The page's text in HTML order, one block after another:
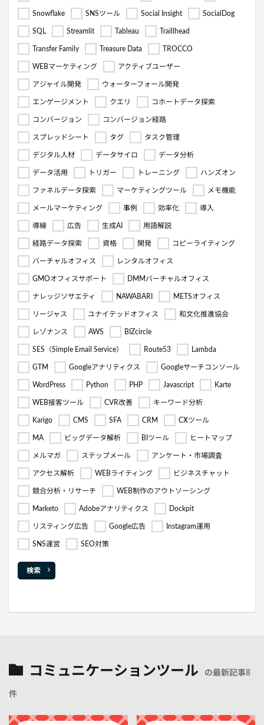
Snowflake SNSツール Social Insight SocialDog
SQL Streamlit Tableau Traillhead
Transfer Family Treasure Data TROCCO
WEBマーケティング アクティブユーザー
アジャイル開発 ウォーターフォール開発
エンゲージメント クエリ コホートデータ探索
コンバージョン コンバージョン経路
スプレッドシート タグ タスク管理
デジタル人材 データサイロ データ分析
データ活用 トリガー トレーニング ハンズオン
ファネルデータ探索 マーケティングツール メモ機能
メールマーケティング 事例 効率化 導入
導線 広告 生成AI 用語解説
経路データ探索 資格 開発 コピーライティング
バーチャルオフィス レンタルオフィス
GMOオフィスサポート DMMバーチャルオフィス
ナレッジソサエティ NAWABARI METSオフィス
リージャス ユナイテッドオフィス 和文化推進協会
レゾナンス AWS BIZcircle
SES（Simple Email Service） Route53 Lambda
GTM Googleアナリティクス Googleサーチコンソール
WordPress Python PHP Javascript Karte
WEB接客ツール CVR改善 キーワード分析
Karigo CMS SFA CRM CXツール
MA ビッグデータ解析 BIツール ヒートマップ
メルマガ ステップメール アンケート・市場調査
アクセス解析 WEBライティング ビジネスチャット
競合分析・リサーチ WEB制作のアウトソーシング
Marketo Adobeアナリティクス Dockpit
リスティング広告 Google広告 Instagram運用
SNS運営 SEO対策
検索
コミュニケーションツール の最新記事8
件